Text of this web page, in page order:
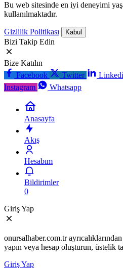
Bu web sitesinde en iyi deneyimi
kullanılmaktadır.
Gizlilik Politikası Kabul
Bizi Takip Edin
Bize Katılın
Facebook
Twitter
Instagram
Whatsapp
Anasayfa
Akış
Hesabım
Bildirimler
0
Giriş Yap
onursalhaber.com.tr
yapın veya hesap oluşturun, üstelik
Giriş Yap